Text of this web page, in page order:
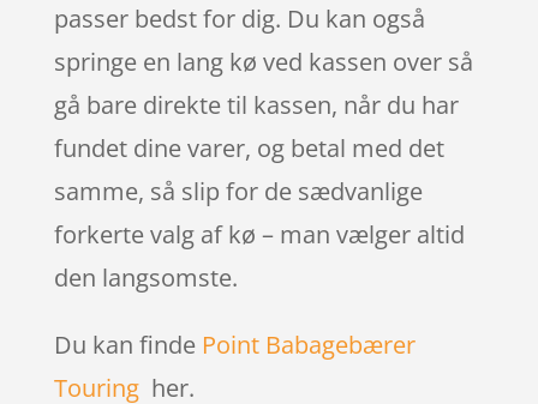
passer bedst for dig. Du kan også
springe en lang kø ved kassen over så
gå bare direkte til kassen, når du har
fundet dine varer, og betal med det
samme, så slip for de sædvanlige
forkerte valg af kø – man vælger altid
den langsomste.
Du kan finde Point Babagebærer
Touringher.